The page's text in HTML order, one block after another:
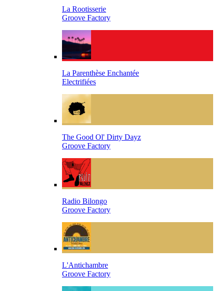
La Rootisserie
Groove Factory
La Parenthèse Enchantée
Electrifiées
The Good Ol' Dirty Dayz
Groove Factory
Radio Bilongo
Groove Factory
L'Antichambre
Groove Factory